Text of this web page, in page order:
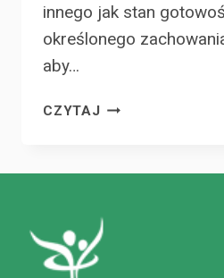
innego jak stan
określonego
aby…
CZYTAJMOTYWACJA
I
TYLKO!